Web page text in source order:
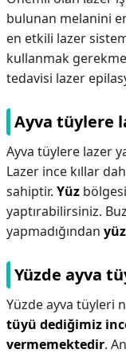
bulunan melanini
en etkili lazer
kullanmak
tedavisi lazer
Ayva tüylere
Ayva tüylere lazer
Lazer ince kıllar
sahiptir. Yüz
yaptırabilirsiniz.
yapmadığından yüz
Yüzde ayva
Yüzde ayva tüyleri
tüyü dediğimiz
vermemektedir.